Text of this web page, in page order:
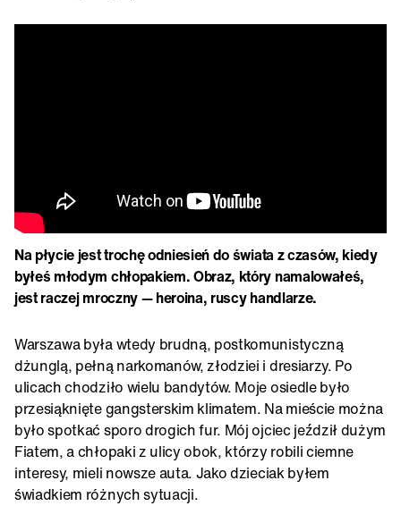
Na płycie jest trochę odniesień do świata z czasów, kiedy
byłeś młodym chłopakiem. Obraz, który namalowałeś,
jest raczej mroczny — heroina, ruscy handlarze.
Warszawa była wtedy brudną, postkomunistyczną
dżunglą, pełną narkomanów, złodziei i dresiarzy. Po
ulicach chodziło wielu bandytów. Moje osiedle było
przesiąknięte gangsterskim klimatem. Na mieście można
było spotkać sporo drogich fur. Mój ojciec jeździł dużym
Fiatem, a chłopaki z ulicy obok, którzy robili ciemne
interesy, mieli nowsze auta. Jako dzieciak byłem
świadkiem różnych sytuacji.